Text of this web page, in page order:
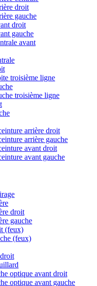
droit
gauche
droit
gauche
avant
troisième ligne
troisième ligne
arrière droit
arrière gauche
avant droit
avant gauche
droit
gauche
(feux)
(feux)
optique avant droit
optique avant gauche